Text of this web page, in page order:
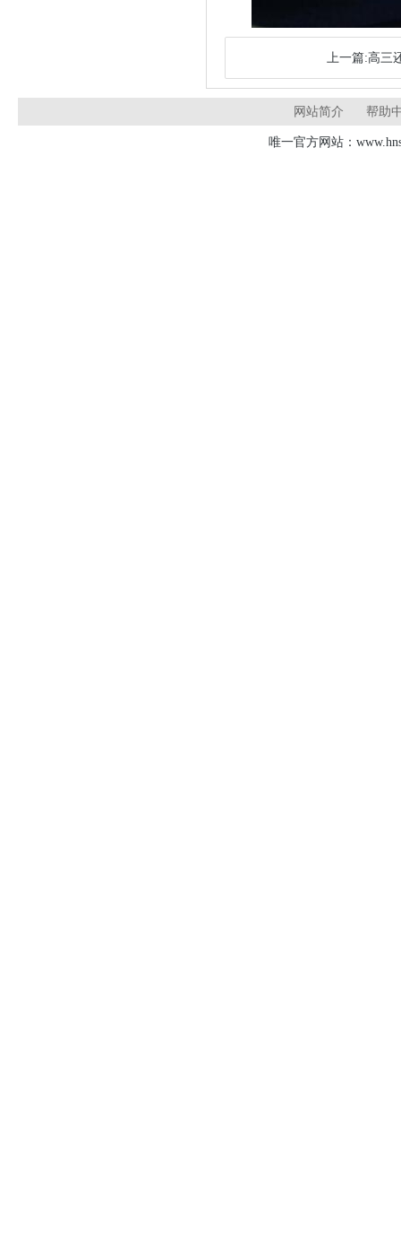
上一篇:高三
网站简介 帮助
唯一官方网站：